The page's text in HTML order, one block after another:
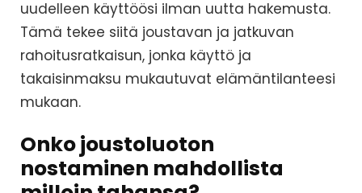
uudelleen käyttöösi ilman uutta hakemusta.
Tämä tekee siitä joustavan ja jatkuvan
rahoitusratkaisun, jonka käyttö ja
takaisinmaksu mukautuvat elämäntilanteesi
mukaan.
Onko joustoluoton
nostaminen mahdollista